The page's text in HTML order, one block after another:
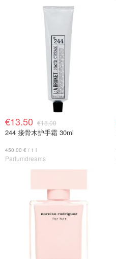
€13.50 €18.00
244 接骨木护手霜 30ml
450.00 € / 1 l
Parfumdreams